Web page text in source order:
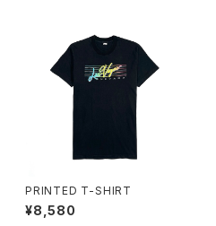
PRINTED T-SHIRT
¥8,580